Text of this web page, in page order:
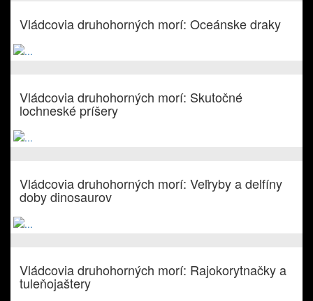
Vládcovia druhohorných morí: Oceánske draky
Vládcovia druhohorných morí: Skutočné
lochneské príšery
Vládcovia druhohorných morí: Veľryby a delfíny
doby dinosaurov
Vládcovia druhohorných morí: Rajokorytnačky a
tuleňojaštery